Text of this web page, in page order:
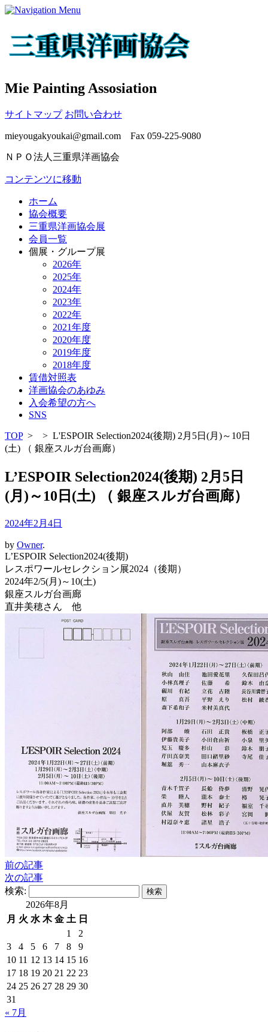
Mie Painting Assosiation
サイトマップ お問い合わせ
mieyougakyoukai@gmail.com Fax 059-225-9080
ＮＰＯ法人三重県洋画協会
コンテンツに移動
ホーム
協会概要
三重県洋画協会展
会員一覧
個展・グループ展
2026年
2025年
2024年
2023年
2022年
2021年度
2020年度
2019年度
2018年度
賃借対照表
洋画協会のあゆみ
入会希望の方へ
SNS
TOP> > L'ESPOIR Selection2024(後期) 2月5日(月)～10日
(土) （ 銀座スルガ台画廊）
L’ESPOIR Selection2024(後期) 2月5日
(月)～10日(土) （ 銀座スルガ台画廊）
2024年2月4日
by Owner.
L’ESPOIR Selection2024(後期)
レスポワールセレクション展2024（後期）
2024年2/5(月)～10(土)
銀座スルガ台画廊
直井美穂さん 他
前の記事
次の記事
検索:
2026年8月
月 火 水 木 金 土 日
1
2
3
4 5 6 7 8
9
10 11 12 13 14 15 16
17 18 19 20 21 22 23
24 25 26 27 28 29 30
31
« 7月